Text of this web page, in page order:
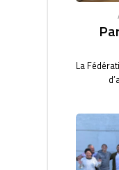
La